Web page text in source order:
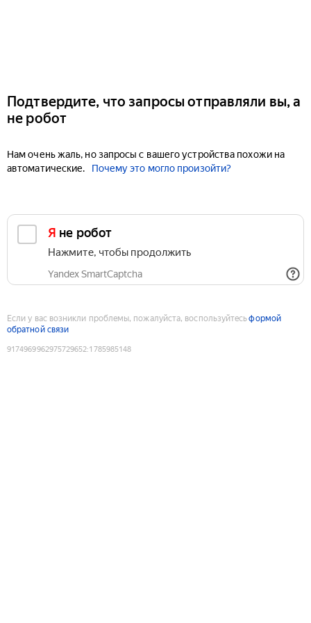
Подтвердите, что запросы отправляли вы, а
не робот
Нам очень жаль, но запросы с вашего устройства похожи на
автоматические.
Почему это могло произойти?
Я не робот
Нажмите, чтобы продолжить
Yandex SmartCaptcha
Если у вас возникли проблемы, пожалуйста, воспользуйтесьформой
обратной связи
9174969962975729652:1785985148